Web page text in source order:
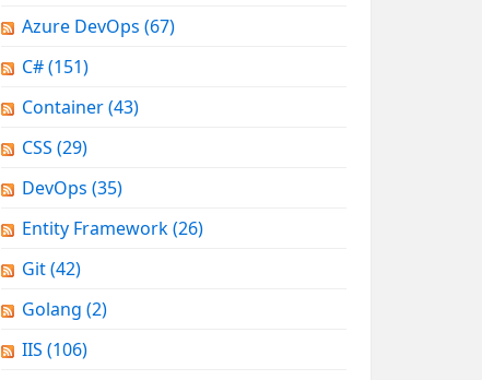
Azure DevOps (67)
C#(151)
Container(43)
CSS (29)
DevOps (35)
Entity Framework(26)
Git(42)
Golang (2)
IIS (106)